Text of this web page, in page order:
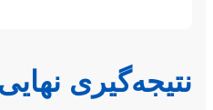
نتیجه‌گیری نهایی